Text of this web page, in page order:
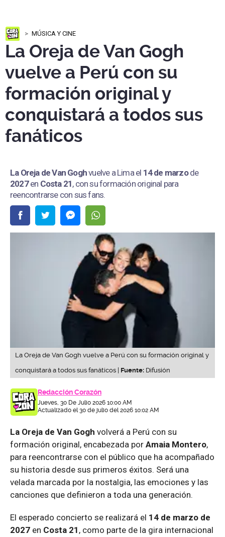
MÚSICA Y CINE
La Oreja de Van Gogh
vuelve a Perú con su
formación original y
conquistará a todos sus
fanáticos
La Oreja de Van Goghvuelve a Lima el 14 de marzode
2027en Costa 21, con su formación original para
reencontrarse con sus fans.
La Oreja de Van Gogh vuelve a Perú con su formación original y
conquistará a todos sus fanáticos | Fuente: Difusión
Redacción Corazón
Jueves, 30 De Julio 2026 10:00 AM
Actualizado el 30 de julio del 2026 10:02 AM
La Oreja de Van Gogh volverá a Perú con su
formación original, encabezada por Amaia Montero,
para reencontrarse con el público que ha acompañado
su historia desde sus primeros éxitos. Será una
velada marcada por la nostalgia, las emociones y las
canciones que definieron a toda una generación.
El esperado concierto se realizará el 14 de marzo de
2027 en Costa 21 , como parte de la gira internacional